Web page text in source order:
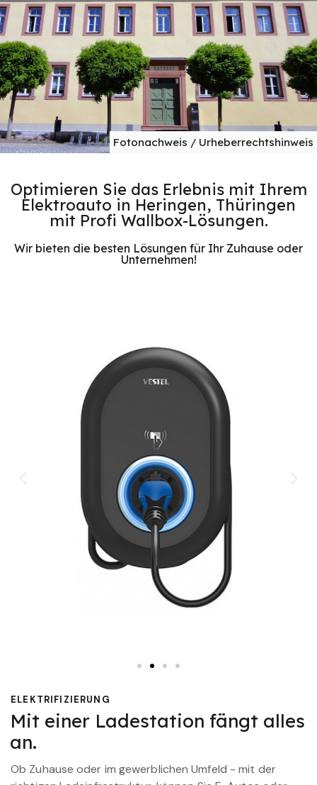
Fotonachweis / Urheberrechtshinweis
Optimieren Sie das Erlebnis mit Ihrem
Elektroauto in Heringen, Thüringen
mit Profi Wallbox-Lösungen.
Wir bieten die besten Lösungen für Ihr Zuhause oder
Unternehmen!
ELEKTRIFIZIERUNG
Mit einer Ladestation fängt alles
an.
Ob Zuhause oder im gewerblichen Umfeld - mit der